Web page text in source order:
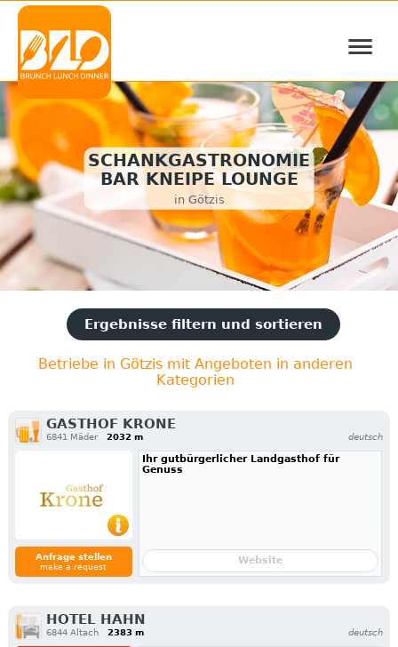
≡
SCHANKGASTRONOMIE
BAR KNEIPE LOUNGE
in Götzis
Ergebnisse filtern und sortieren
Betriebe in Götzis mit Angeboten in anderen
Kategorien
GASTHOF KRONE
6841 Mäder 2032 m deutsch
Anfrage stellen
make a request
Ihr gutbürgerlicher Landgasthof für
Genuss
Website
HOTEL HAHN
6844 Altach 2383 m deutsch